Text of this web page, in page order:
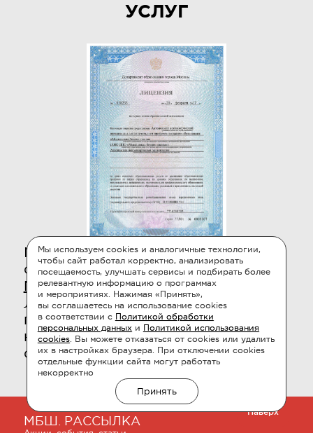
Мы используем cookies и аналогичные технологии,
чтобы сайт работал корректно, анализировать
посещаемость, улучшать сервисы и подбирать более
релевантную информацию о программах
и мероприятиях. Нажимая «Принять»,
вы соглашаетесь на использование cookies
в соответствии с Политикой обработки
персональных данныхи Политикой использования
cookies. Вы можете отказаться от cookies или удалить
их в настройках браузера. При отключении cookies
отдельные функции сайта могут работать
некорректно
Принять
УСЛУГ
Мы обучаем по официальной
образовательнойЛицензии
№ 038233 от 20 февраля 2017 года.
Лицензия выдана бессрочно, что
подтверждаетсоответствие всех
наших программ государственным
стандартам и требованиям.
Наверх
МБШ. РАССЫЛКА